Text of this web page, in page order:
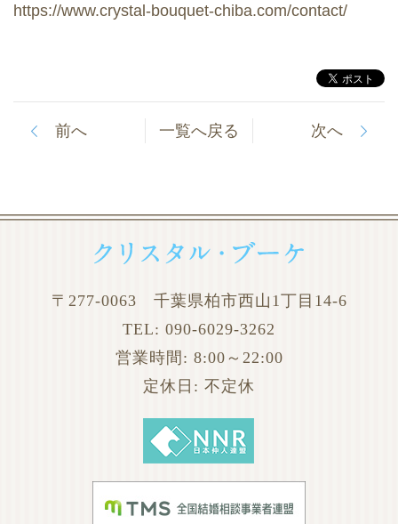
https://www.crystal-bouquet-chiba.com/contact/
前へ 一覧へ戻る 次へ
〒277-0063 千葉県柏市西山1丁目14-6
TEL: 090-6029-3262
営業時間: 8:00～22:00
定休日: 不定休